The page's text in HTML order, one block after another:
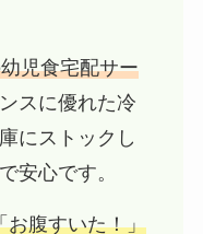
児食宅配サー
スに優れた冷
にストックし
安心です。
お腹すいた！」